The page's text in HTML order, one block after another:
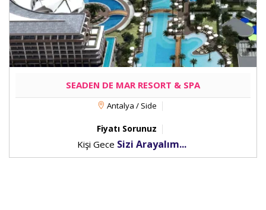
SEADEN DE MAR RESORT & SPA
Antalya / Side
Fiyatı Sorunuz
Kişi Gece Sizi Arayalım...